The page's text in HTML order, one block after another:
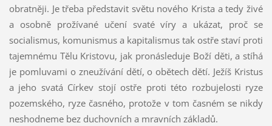
obratněji. Je třeba představit světu nového Krista a tedy živé
a osobně prožívané učení svaté víry a ukázat, proč se
socialismus, komunismus a kapitalismus tak ostře staví proti
tajemnému Tělu Kristovu, jak pronásleduje Boží děti, a stíhá
je pomluvami o zneužívání dětí, o obětech dětí. Ježíš Kristus
a jeho svatá Církev stojí ostře proti této rozbujelosti ryze
pozemského, ryze časného, protože v tom časném se nikdy
neshodneme bez duchovních a mravních základů.